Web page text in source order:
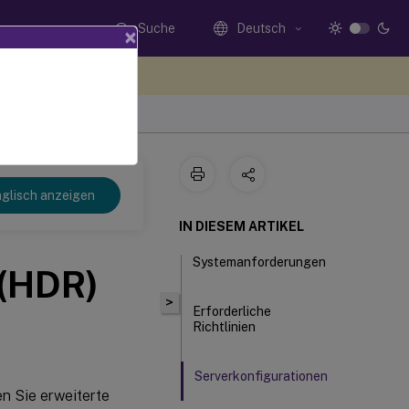
Suche Deutsch
anzeigen
Sie erweiterte
>
IN DIESEM ARTIKEL
Systemanforderungen
Erforderliche
Richtlinien
Serverkonfigurationen
×